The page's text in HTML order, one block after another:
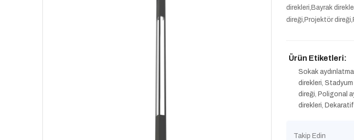
direkleri,Bayrak
direği,Projektör
Ürün Etiketleri:
Sokak
direkleri, Stadyum
direği, Poligonal
direkleri,
Takip Edin